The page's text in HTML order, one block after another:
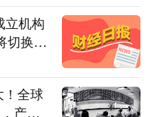
立机构
切换交
！全球
产业